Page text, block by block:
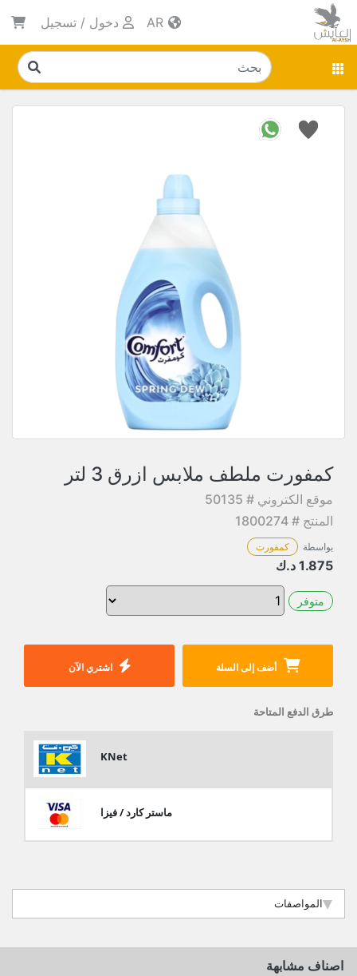
دخول / تسجيل
كمفورت ملطف ملابس ازرق 3 لتر
موقع الكتروني # 50135
المنتج # 1800274
بواسطة كمفورت
1.875 د.ك
متوفر
أضف إلى السلة اشتري الآن
طرق الدفع المتاحة
KNet
ماستر كارد / فيزا
المواصفات
اصناف مشابهة